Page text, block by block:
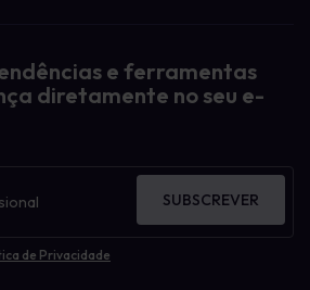
e ferramentas
diretamente no seu e-
de Privacidade
SUBSCREVER